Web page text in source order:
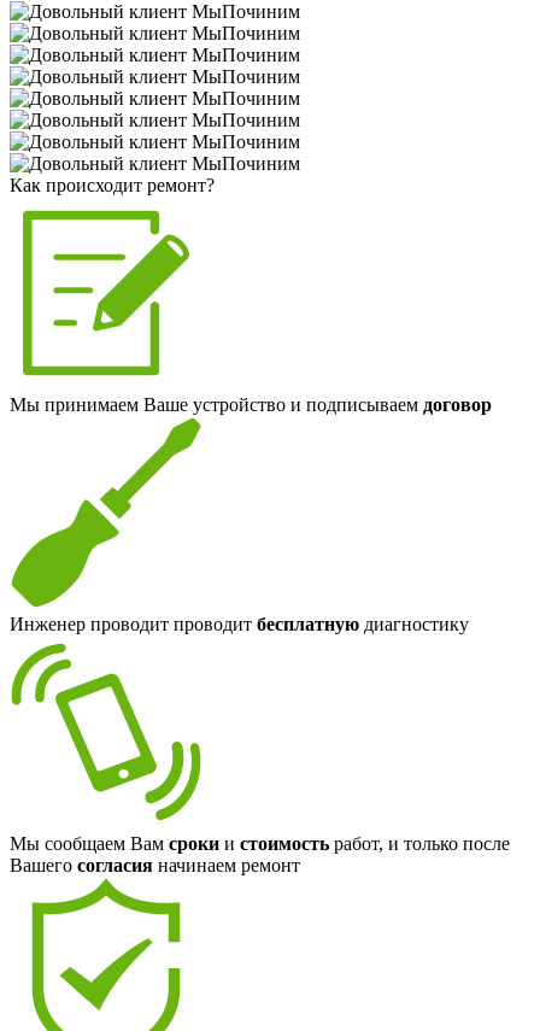
Как происходит ремонт?
Мы принимаем Ваше устройство и подписываем договор
Инженер проводит проводит бесплатную диагностику
Мы сообщаем Вам сроки и стоимость работ, и только после
Вашего согласия начинаем ремонт